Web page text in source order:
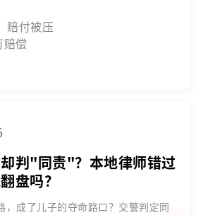
赔付被压
赔偿
判"同责"？本地律师错过
盘吗？
，成了儿子的夺命路口？交警判定同